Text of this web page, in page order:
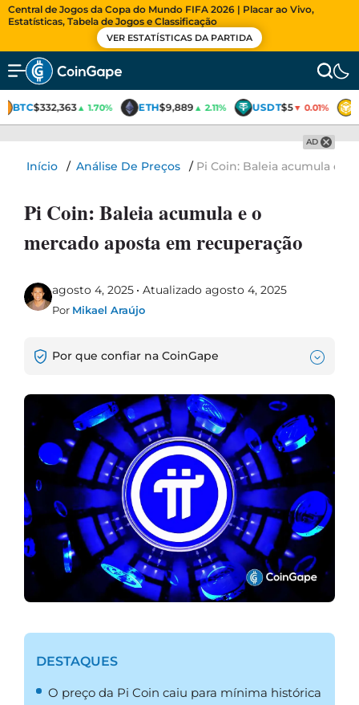
Central de Jogos da Copa do Mundo FIFA 2026 | Placar ao Vivo,
Estatísticas, Tabela de Jogos e Classificação
VER ESTATÍSTICAS DA PARTIDA
BTC$332,363▲ 1.70% ETH$9,889▲ 2.11% USDT$5▼ 0.01%
AD
Início / Análise De Preços / Pi Coin: Baleia acumula e
Pi Coin: Baleia acumula e o
mercado aposta em recuperação
agosto 4, 2025 Atualizado agosto 4, 2025
Por Mikael Araújo
Por que confiar na CoinGape
DESTAQUES
O preço da Pi Coin caiu para mínima histórica